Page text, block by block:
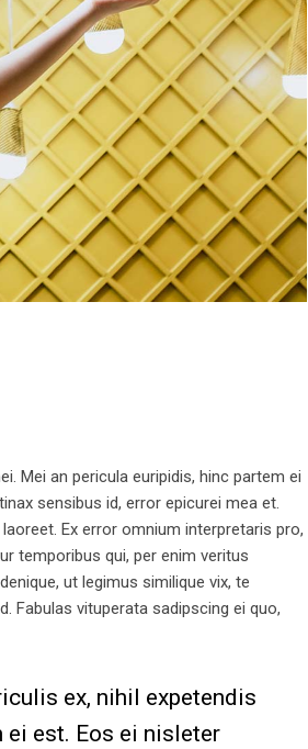
Mei an pericula euripidis, hinc partem ei
sensibus id, error epicurei mea et.
Ex error omnium interpretaris pro,
temporibus qui, per enim veritus
ut legimus similique vix, te
Fabulas vituperata sadipscing ei quo,
ex, nihil expetendis
est. Eos ei nisleter